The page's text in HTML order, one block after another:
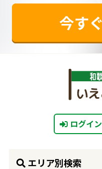
ログイン
エリア別検索